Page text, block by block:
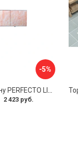
-5%
2 423 руб.